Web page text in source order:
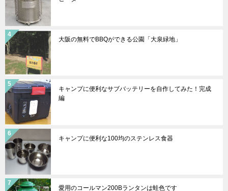
大阪の無料でBBQができる公園「大泉緑地」
キャンプに便利なサブバッテリーを自作してみた！完成
編
キャンプに便利な100均のステンレス食器
愛用のコールマン200Bランタンは蛙色です